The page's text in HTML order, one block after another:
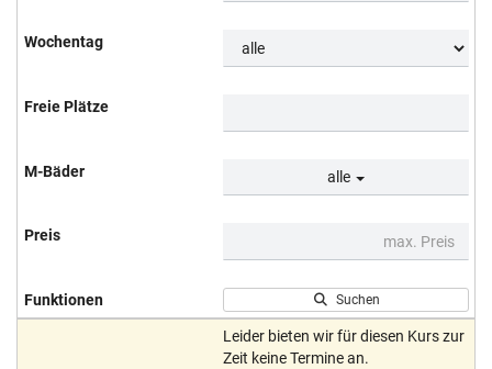
alle
Suchen
Leider bieten wir für diesen Kurs zur
Zeit keine Termine an.